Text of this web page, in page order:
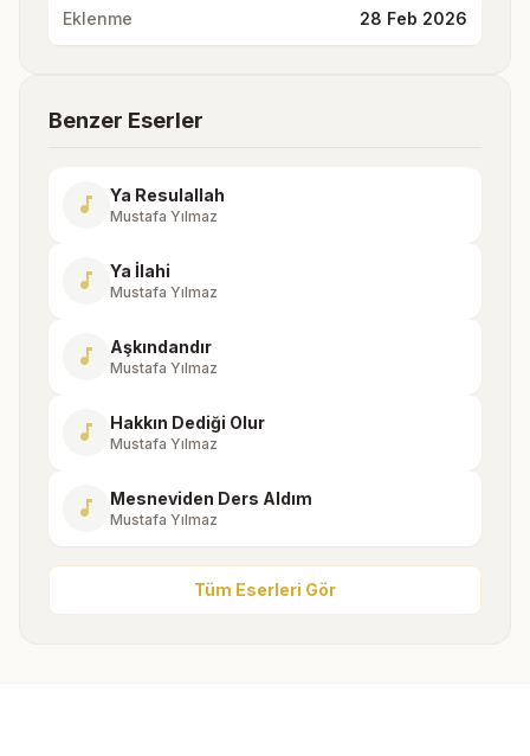
Eklenme 28 Feb 2026
Benzer Eserler
music_note Ya Resulallah
Mustafa Yılmaz
music_note Ya İlahi
Mustafa Yılmaz
music_note Aşkındandır
Mustafa Yılmaz
music_note Hakkın Dediği Olur
Mustafa Yılmaz
music_note Mesneviden Ders Aldım
Mustafa Yılmaz
Tüm Eserleri Gör